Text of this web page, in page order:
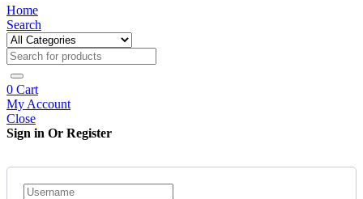
Home
Search
0 Cart
My Account
Close
Sign in Or Register